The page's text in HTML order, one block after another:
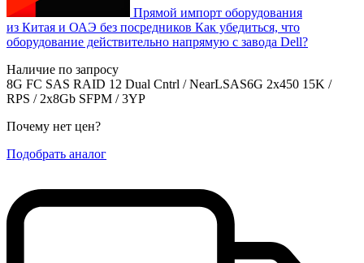
Прямой импорт оборудования
из Китая и ОАЭ без посредников Как убедиться, что
оборудование действительно напрямую с завода Dell?
Наличие по запросу
8G FC SAS RAID 12 Dual Cntrl / NearLSAS6G 2x450 15K /
RPS / 2x8Gb SFPM / 3YP
Почему нет цен?
Подобрать аналог